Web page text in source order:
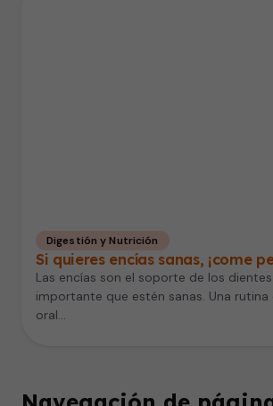
Digestión y Nutrición
Si quieres encías sanas, ¡come
Las encías son el soporte de los
importante que estén sanas. Una
oral…